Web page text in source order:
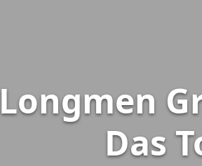
Longmen
Das